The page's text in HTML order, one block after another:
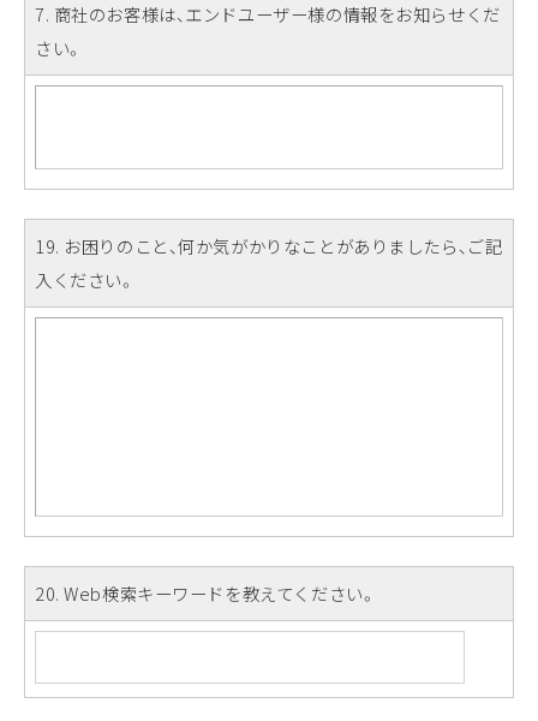
7. 商社のお客様は、エンドユーザー様の情報をお知らせくだ
さい。
19. お困りのこと、何か気がかりなことがありましたら、ご記
入ください。
20. Web検索キーワードを教えてください。